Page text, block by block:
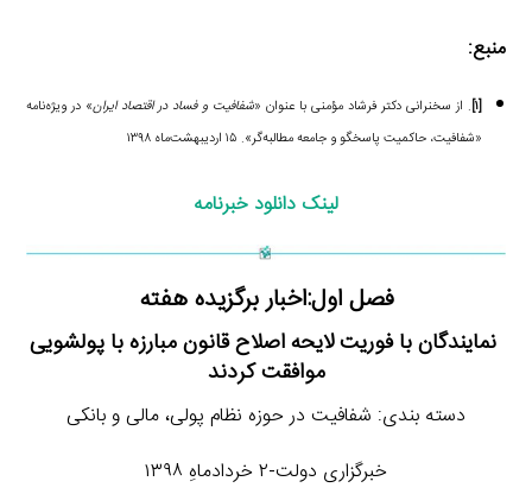
منبع:
[۱] . از سخنرانی دکتر فرشاد مؤمنی با عنوان «شفافیت و فساد در اقتصاد ایران» در ویژه‌نامه
«شفافیت، حاکمیت پاسخگو و جامعه مطالبه‌گر». ۱۵ اردیبهشت‌ماه ۱۳۹۸
لینک دانلود خبرنامه
فصل اول:اخبار برگزیده هفته
نمایندگان با فوریت لایحه اصلاح قانون مبارزه با پولشویی
موافقت کردند
دسته بندی: شفافیت در حوزه نظام پولی، مالی و بانکی
خبرگزاری دولت-۲ خردادماهِ ۱۳۹۸